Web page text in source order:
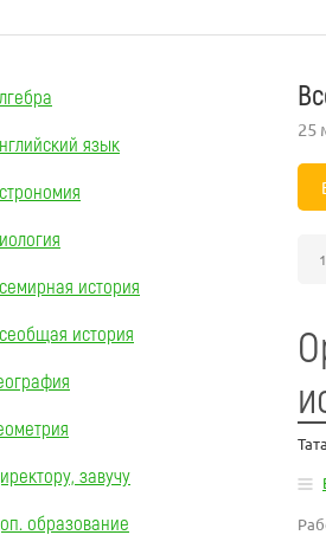
язык
история
история
завучу
образование
25
1